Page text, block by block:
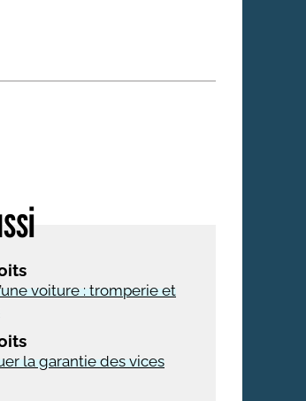
voiture : tromperie et
la garantie des vices